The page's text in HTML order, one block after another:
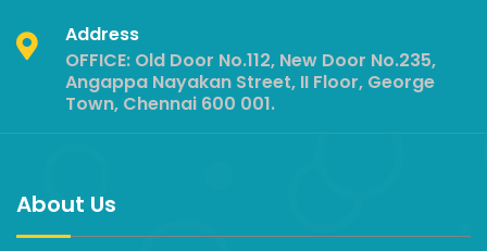
Address
OFFICE: Old Door No.112, New Door No.235,
Angappa Nayakan Street, II Floor, George
Town, Chennai 600 001.
About Us